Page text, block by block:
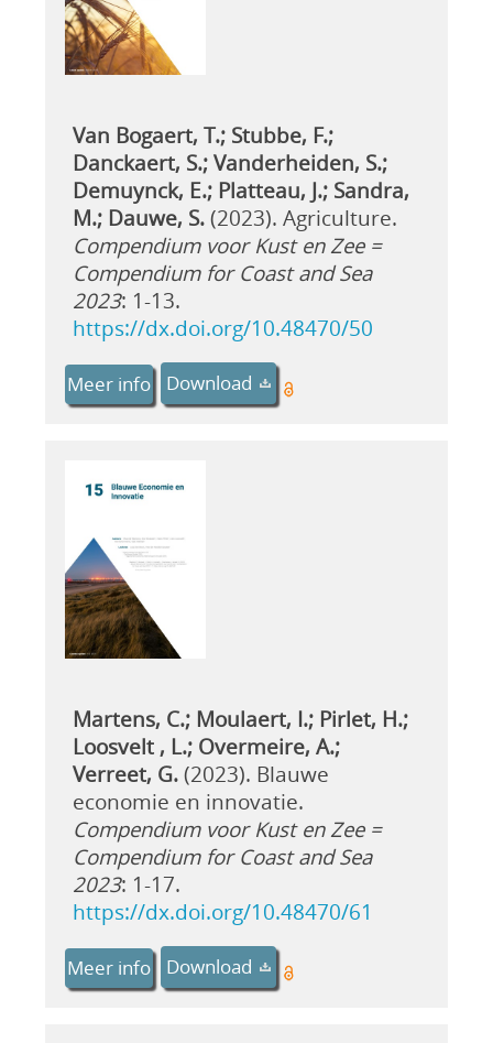
Van Bogaert, T.; Stubbe, F.;
Danckaert, S.; Vanderheiden, S.;
Demuynck, E.; Platteau, J.; Sandra,
M.; Dauwe, S.(2023). Agriculture.
Compendium voor Kust en Zee =
Compendium for Coast and Sea
2023: 1-13.
https://dx.doi.org/10.48470/50
Meer info Download
Martens, C.; Moulaert, I.; Pirlet, H.;
Loosvelt , L.; Overmeire, A.;
Verreet, G.(2023). Blauwe
economie en innovatie.
Compendium voor Kust en Zee =
Compendium for Coast and Sea
2023: 1-17.
https://dx.doi.org/10.48470/61
Meer info Download